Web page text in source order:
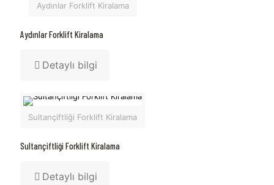
Aydınlar Forklift Kiralama
Aydınlar Forklift Kiralama
Detaylı bilgi
Sultançiftliği Forklift Kiralama
Sultançiftliği Forklift Kiralama
Detaylı bilgi